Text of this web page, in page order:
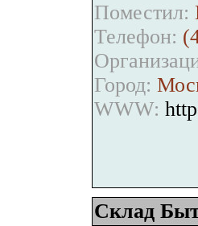
Поместил:
Телефон:
Город:
WWW:
Склад